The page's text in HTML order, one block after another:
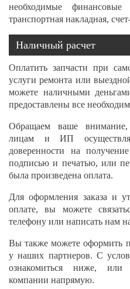
необходимые
транспортная накладная,
Наличный расчет
Оплатить запчасти при
услуги ремонта или
можете наличными
предоставлены все
Обращаем ваше
лицам и ИП
доверенности на
подписью и печатью, или
была произведена оплата.
Для оформления заказа и
оплате, вы можете
телефону или написать нам
Вы также можете оформить
у наших партнеров. С
ознакомиться ниже, или
компании напрямую.